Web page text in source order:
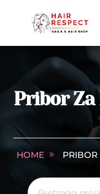
Pribor Za
HOME
Products
search